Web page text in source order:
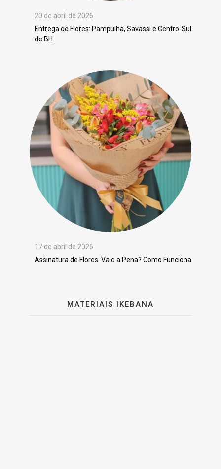
20 de abril de 2026
Entrega de Flores: Pampulha, Savassi e Centro-Sul
de BH
17 de abril de 2026
Assinatura de Flores: Vale a Pena? Como Funciona
MATERIAIS IKEBANA